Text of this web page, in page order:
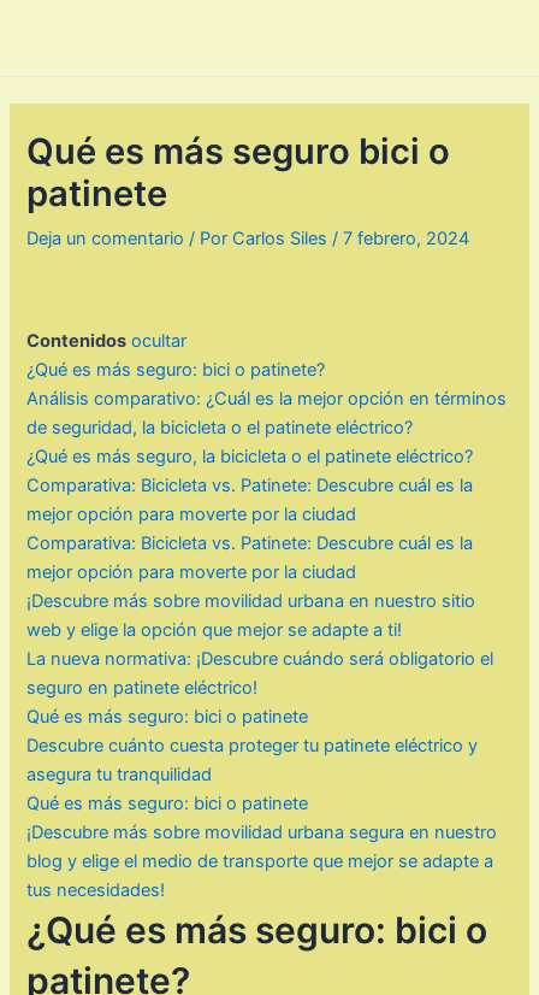
Qué es más seguro bici o
patinete
Deja un comentario / Por Carlos Siles/7 febrero, 2024
Contenidos ocultar
¿Qué es más seguro: bici o patinete?
Análisis comparativo: ¿Cuál es la mejor opción en términos
de seguridad, la bicicleta o el patinete eléctrico?
¿Qué es más seguro, la bicicleta o el patinete eléctrico?
Comparativa: Bicicleta vs. Patinete: Descubre cuál es la
mejor opción para moverte por la ciudad
Comparativa: Bicicleta vs. Patinete: Descubre cuál es la
mejor opción para moverte por la ciudad
¡Descubre más sobre movilidad urbana en nuestro sitio
web y elige la opción que mejor se adapte a ti!
La nueva normativa: ¡Descubre cuándo será obligatorio el
seguro en patinete eléctrico!
Qué es más seguro: bici o patinete
Descubre cuánto cuesta proteger tu patinete eléctrico y
asegura tu tranquilidad
Qué es más seguro: bici o patinete
¡Descubre más sobre movilidad urbana segura en nuestro
blog y elige el medio de transporte que mejor se adapte a
tus necesidades!
¿Qué es más seguro: bici o
patinete?